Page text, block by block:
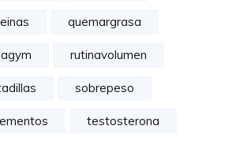
quemargrasa
rutinavolumen
sobrepeso
testosterona